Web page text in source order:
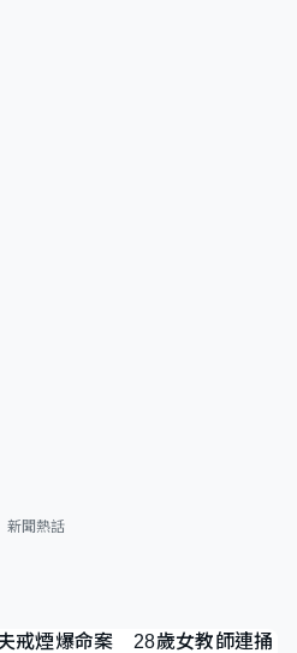
新聞熱話
戒煙爆命案 28歲女教師連捅